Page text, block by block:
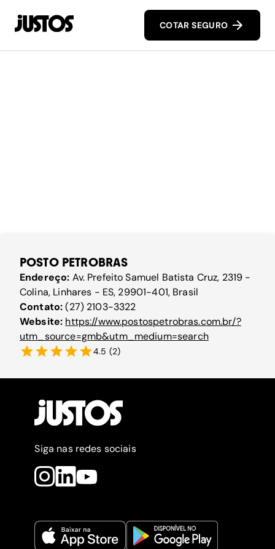
COTAR SEGURO
POSTO PETROBRAS
Endereço: Av. Prefeito Samuel Batista Cruz, 2319 -
Colina, Linhares - ES, 29901-401, Brasil
Contato:(27) 2103-3322
Website: https://www.postospetrobras.com.br/?
utm_source=gmb&utm_medium=search
4.5 (2)
Siga nas redes sociais